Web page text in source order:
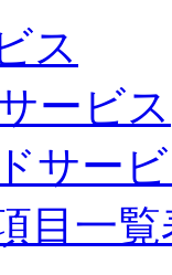
ス
ービス
サー
目一覧